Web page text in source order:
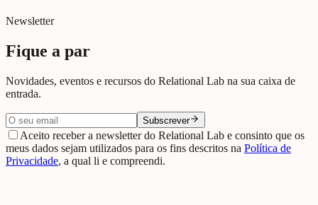
Newsletter
Fique a par
Novidades, eventos e recursos do Relational Lab na sua caixa de
entrada.
Subscrever
Aceito receber a newsletter do Relational Lab e consinto que os
meus dados sejam utilizados para os fins descritos na Política de
Privacidade, a qual li e compreendi.